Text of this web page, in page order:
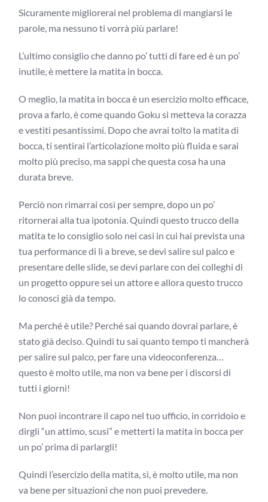
Sicuramente migliorerai nel problema di mangiarsi le
parole, ma nessuno ti vorrà più parlare!
L’ultimo consiglio che danno po’ tutti di fare ed è un po’
inutile, è mettere la matita in bocca.
O meglio, la matita in bocca è un esercizio molto efficace,
prova a farlo, è come quando Goku si metteva la corazza
e vestiti pesantissimi. Dopo che avrai tolto la matita di
bocca, ti sentirai l’articolazione molto più fluida e sarai
molto più preciso, ma sappi che questa cosa ha una
durata breve.
Perciò non rimarrai così per sempre, dopo un po’
ritornerai alla tua ipotonia. Quindi questo trucco della
matita te lo consiglio solo nei casi in cui hai prevista una
tua performance di lì a breve, se devi salire sul palco e
presentare delle slide, se devi parlare con dei colleghi di
un progetto oppure sei un attore e allora questo trucco
lo conosci già da tempo.
Ma perché è utile? Perché sai quando dovrai parlare, è
stato già deciso. Quindi tu sai quanto tempo ti mancherà
per salire sul palco, per fare una videoconferenza…
questo è molto utile, ma non va bene per i discorsi di
tutti i giorni!
Non puoi incontrare il capo nel tuo ufficio, in corridoio e
dirgli “un attimo, scusi” e metterti la matita in bocca per
un po’ prima di parlargli!
Quindi l’esercizio della matita, sì, è molto utile, ma non
va bene per situazioni che non puoi prevedere.